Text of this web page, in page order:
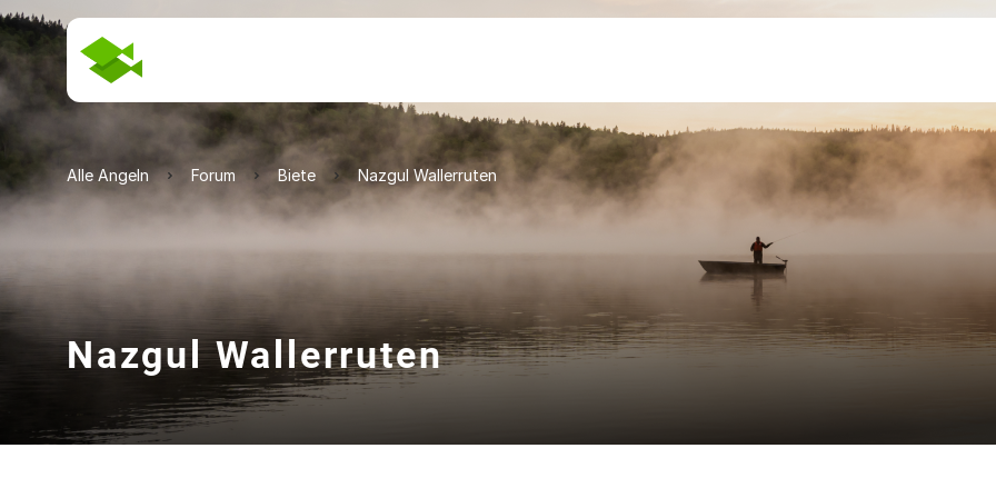
Alle Angeln Forum Biete Nazgul Wallerruten
Nazgul Wallerruten